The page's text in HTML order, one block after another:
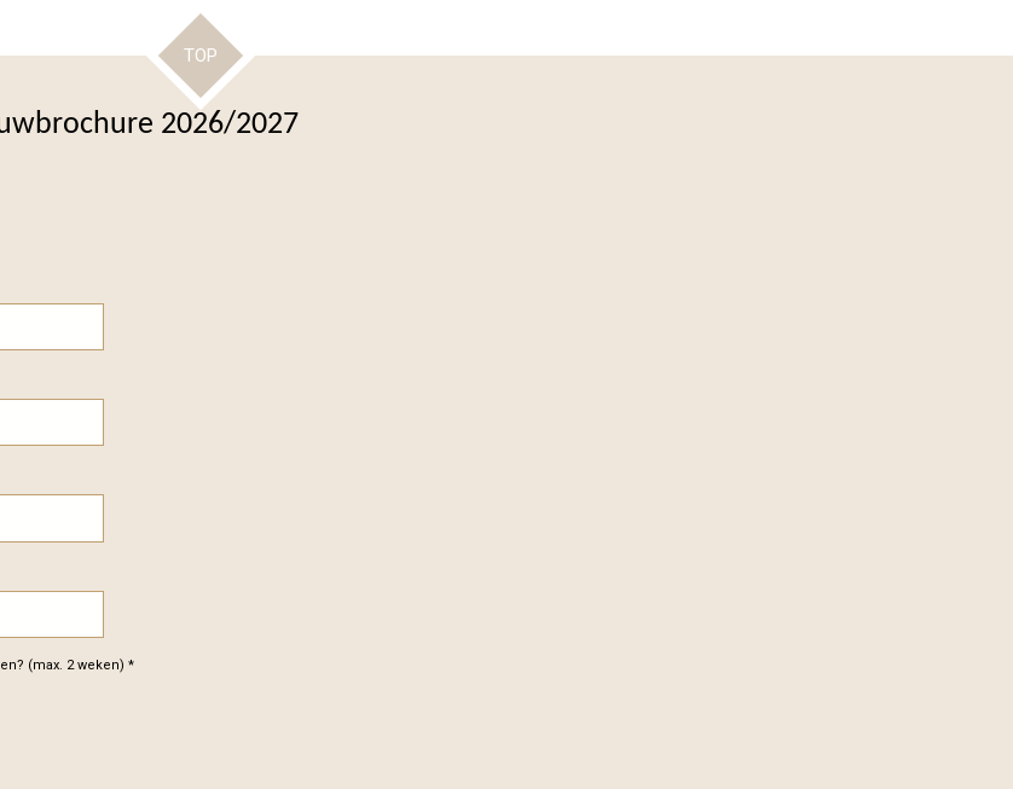
TOP
2026/2027
(max. 2 weken) *